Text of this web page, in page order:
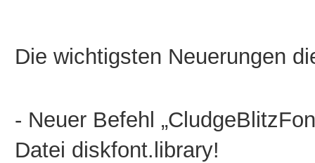
Die wichtigsten Neuerungen
- Neuer Befehl
Datei diskfont.library!